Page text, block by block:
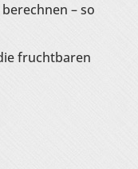
– so
fruchtbaren